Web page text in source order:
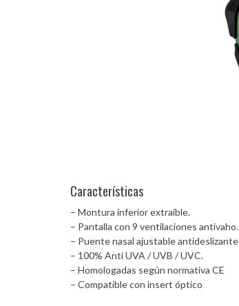
Características
– Montura inferior extraíble.
– Pantalla con 9 ventilaciones antivaho.
– Puente nasal ajustable antideslizante
– 100% Anti UVA / UVB / UVC.
– Homologadas según normativa CE
– Compatible con insert óptico